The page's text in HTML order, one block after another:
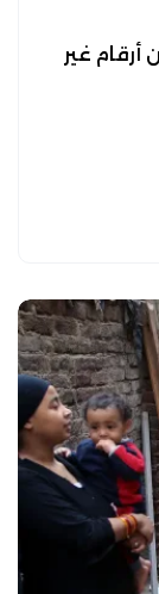
أرقام غير